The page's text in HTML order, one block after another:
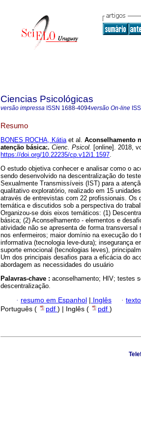
Ciencias Psicológicas
versão impressa ISSN 1688-4094versão On-line
Resumo
BONES ROCHA, Kátiaet al. Aconselhamento
atenção básica:. Cienc. Psicol. [online]. 2018,
https://doi.org/10.22235/cp.v12i1.1597.
O estudo objetiva conhecer e analisar como o
sendo desenvolvido na descentralização do
Sexualmente Transmissíveis (IST) para a
qualitativo exploratório, realizado em 15
através de entrevistas com 22 profissionais. Os
temática e discutidos sob a perspectiva do
Organizou-se dois eixos temáticos: (1)
básica; (2) Aconselhamento - elementos e
atividade não se apresenta de forma
nos enfermeiros; maior domínio na execução do
informativa (tecnologia leve-dura); insegurança
suporte emocional (tecnologias leves),
Um dos principais desafios para a eficácia do
abordagem as necessidades do usuário
Palavras-chave : aconselhamento; HIV; testes
descentralização.
· resumo em Espanhol | Inglês ·
Português (
pdf ) | Inglês ( pdf )